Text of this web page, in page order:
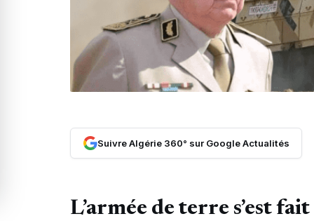
Suivre Algérie 360° sur Google Actualités
L’armée de terre s’est